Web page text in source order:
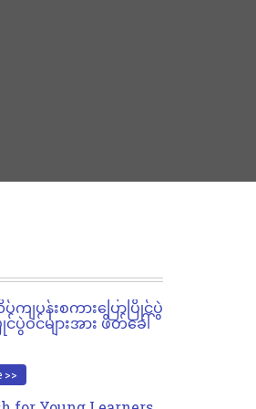
ကျပန်းစကားပြောပြိုင်ပွဲ
ဝင်များအား ဖိတ်ခေါ်
>>